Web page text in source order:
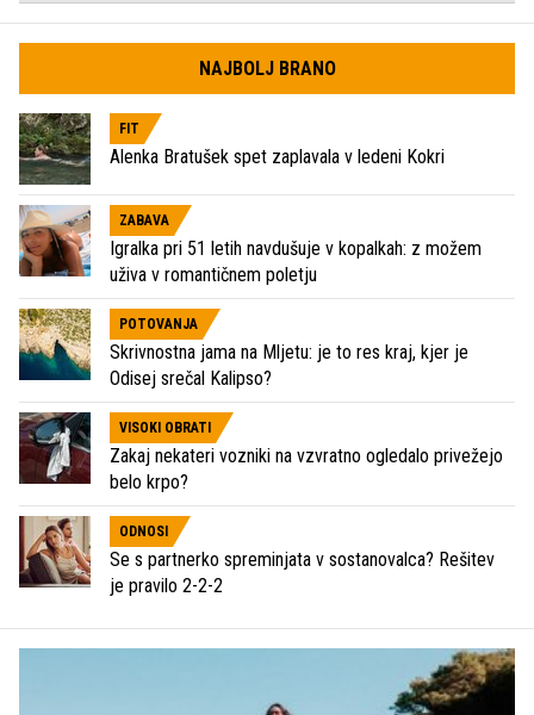
NAJBOLJ BRANO
FIT
Alenka Bratušek spet zaplavala v ledeni Kokri
ZABAVA
Igralka pri 51 letih navdušuje v kopalkah: z možem
uživa v romantičnem poletju
POTOVANJA
Skrivnostna jama na Mljetu: je to res kraj, kjer je
Odisej srečal Kalipso?
VISOKI OBRATI
Zakaj nekateri vozniki na vzvratno ogledalo privežejo
belo krpo?
ODNOSI
Se s partnerko spreminjata v sostanovalca? Rešitev
je pravilo 2-2-2